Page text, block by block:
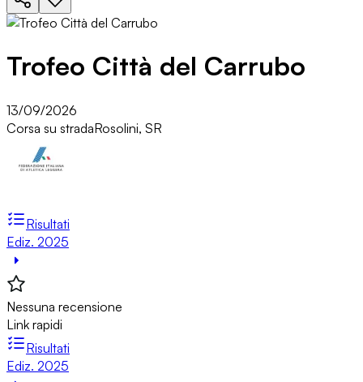
Trofeo Città del Carrubo
13/09/2026
Corsa su stradaRosolini, SR
Risultati
Ediz. 2025
Nessuna recensione
Link rapidi
Risultati
Ediz. 2025